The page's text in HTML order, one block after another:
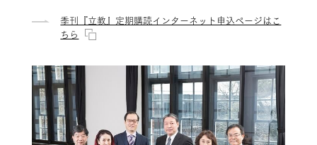
季刊『立教』定期購読インターネット申込ページはこ
ちら